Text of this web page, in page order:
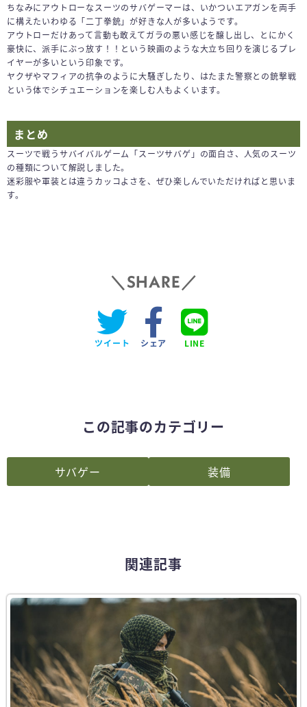
ちなみにアウトローなスーツのサバゲーマーは、いかついエアガンを両手
に構えたいわゆる「二丁拳銃」が好きな人が多いようです。
アウトローだけあって言動も敢えてガラの悪い感じを醸し出し、とにかく
豪快に、派手にぶっ放す！！という映画のような大立ち回りを演じるプレ
イヤーが多いという印象です。
ヤクザやマフィアの抗争のように大騒ぎしたり、はたまた警察との銃撃戦
という体でシチュエーションを楽しむ人もよくいます。
まとめ
スーツで戦うサバイバルゲーム「スーツサバゲ」の面白さ、人気のスーツ
の種類について解説しました。
迷彩服や軍装とは違うカッコよさを、ぜひ楽しんでいただければと思いま
す。
SHARE
ツイート シェア LINE
この記事のカテゴリー
サバゲー 装備
関連記事